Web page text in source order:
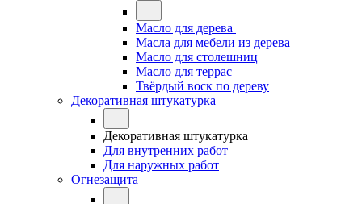
Масло для дерева
Масла для мебели из дерева
Масло для столешниц
Масло для террас
Твёрдый воск по дереву
Декоративная штукатурка
Декоративная штукатурка
Для внутренних работ
Для наружных работ
Огнезащита